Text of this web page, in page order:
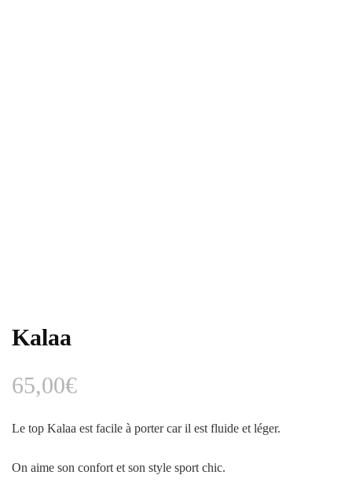
Kalaa
65,00€
Le top Kalaa est facile à porter car il est fluide et léger.
On aime son confort et son style sport chic.